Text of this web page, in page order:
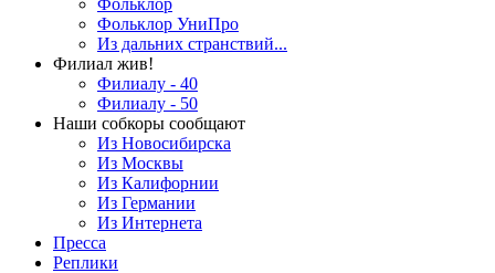
Фольклор
Фольклор УниПро
Из дальних странствий...
Филиал жив!
Филиалу - 40
Филиалу - 50
Наши собкоры сообщают
Из Новосибирска
Из Москвы
Из Калифорнии
Из Германии
Из Интернета
Пресса
Реплики